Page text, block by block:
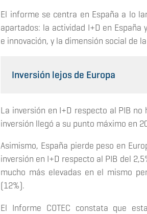
El informe se centra en España a lo
apartados: la actividad I+D en
e innovación, y la dimensión social de
Inversión lejos de Europa
La inversión en I+D respecto al PIB
inversión llegó a su punto máximo en
Asimismo, España pierde peso en
inversión en I+D respecto al PIB del
mucho más elevadas en el mismo
(12%).
El Informe COTEC constata que esta